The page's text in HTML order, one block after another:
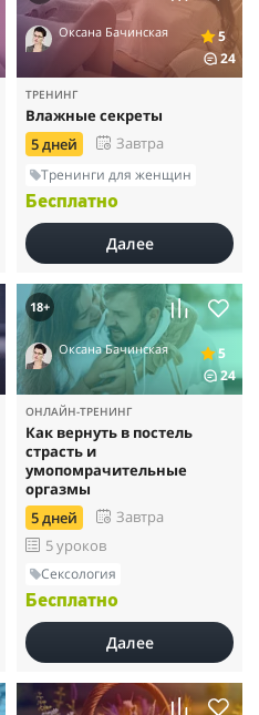
Оксана Бачинская
5
24
ТРЕНИНГ
Влажные секреты
5 дней
Завтра
Тренинги для женщин
Бесплатно
Далее
18+
Оксана Бачинская
5
24
ОНЛАЙН-ТРЕНИНГ
Как вернуть в постель
страсть и
умопомрачительные
оргазмы
5 дней
Завтра
5 уроков
Сексология
Бесплатно
Далее